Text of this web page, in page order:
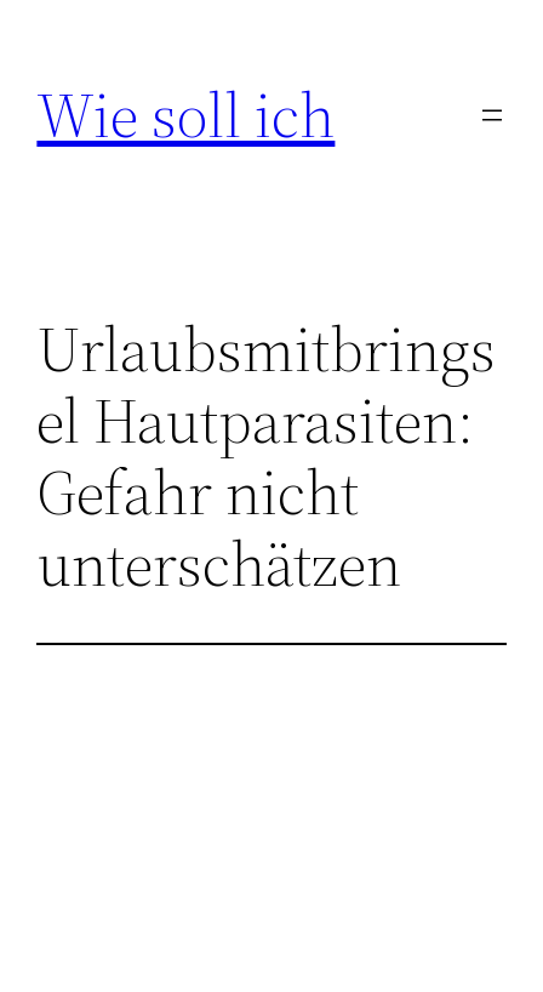
springen
Wie soll ich
Urlaubsmitbrings
el Hautparasiten:
Gefahr nicht
unterschätzen